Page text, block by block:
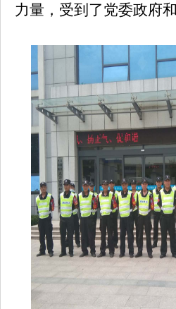
力量，受到了党委政府